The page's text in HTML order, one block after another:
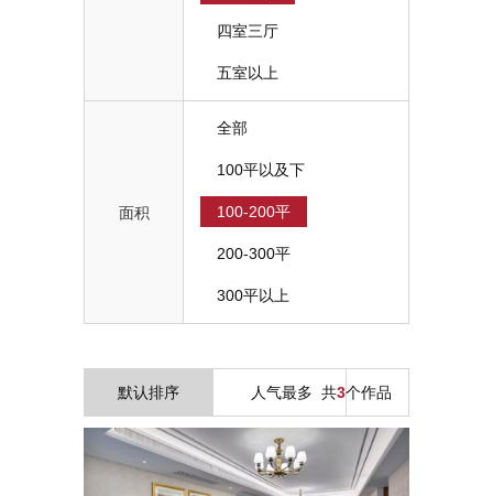
四室三厅
五室以上
面积
全部
100平以及下
100-200平
200-300平
300平以上
默认排序 人气最多 共3个作品